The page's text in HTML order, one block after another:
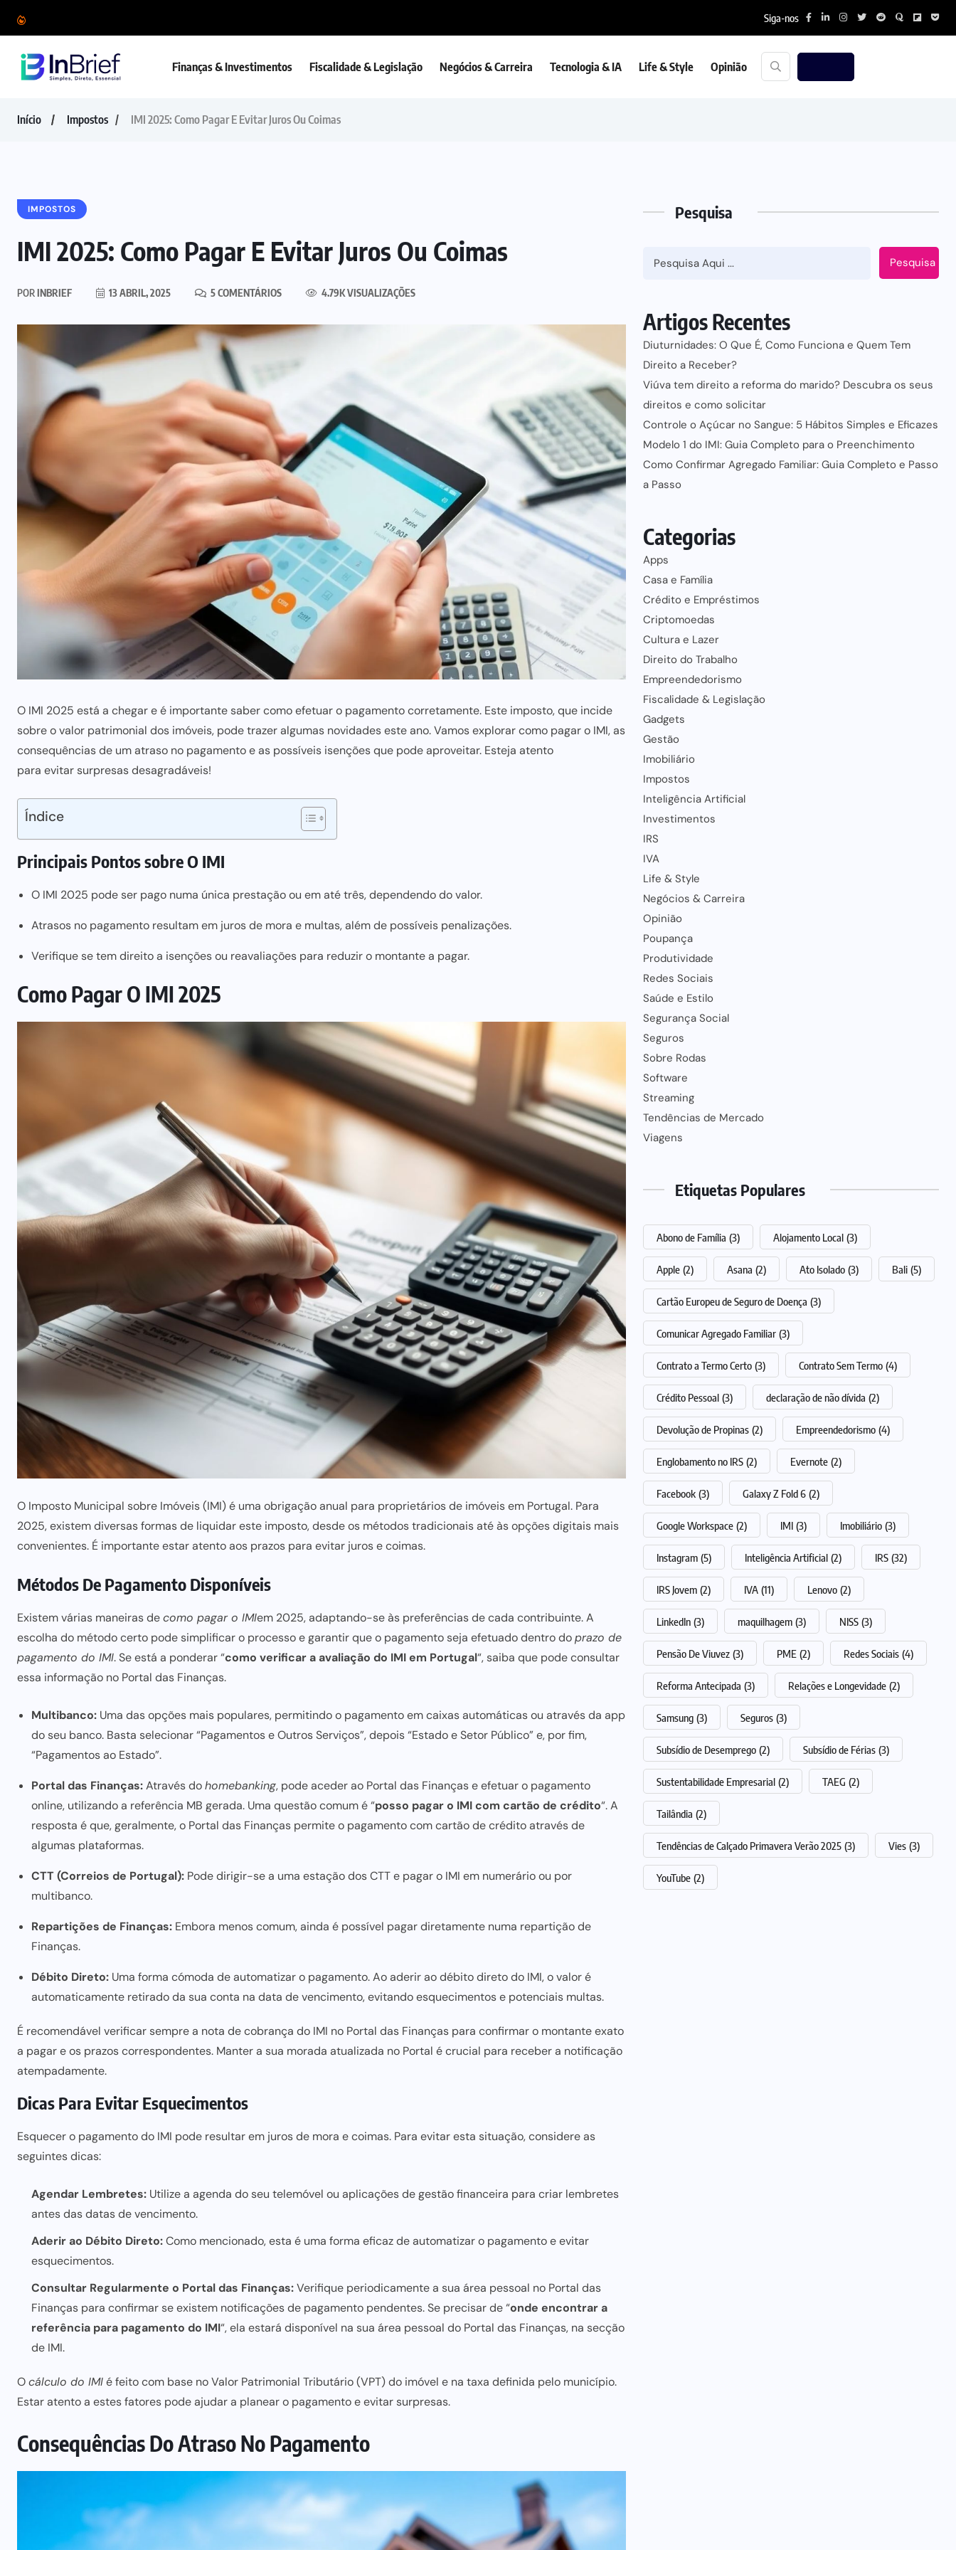
Siga-nos
Finanças & Investimentos Fiscalidade & Legislação Negócios & Carreira Tecnologia & IA Life & Style Opinião
Início Impostos IMI 2025: Como Pagar E Evitar Juros Ou Coimas
IMPOSTOS
IMI 2025: Como Pagar E Evitar Juros Ou Coimas
PORINBRIEF 13 ABRIL, 2025 5 COMENTÁRIOS 4.79K VISUALIZAÇÕES
O IMI 2025 está a chegar e é importante saber como efetuar o pagamento corretamente. Este imposto, que incide
sobre o valor patrimonial dos imóveis, pode trazer algumas novidades este ano. Vamos explorar como pagar o IMI, as
consequências de um atraso no pagamento e as possíveis isenções que pode aproveitar. Esteja atento
para evitar surpresasdesagradáveis!
Índice
Principais Pontos sobre O IMI
O IMI 2025 pode ser pago numa única prestação ou em até três, dependendo do valor.
Atrasos no pagamento resultam em juros de mora e multas, além de possíveis penalizações.
Verifique se tem direito a isenções ou reavaliações para reduzir o montante a pagar.
Como Pagar O IMI 2025
O Imposto Municipal sobre Imóveis(IMI) é uma obrigação anual para proprietários de imóveis em Portugal. Para
2025, existem diversas formas de liquidar este imposto, desde os métodos tradicionais até às opções digitais mais
convenientes. É importante estaratento aos prazos para evitar juros e coimas.
Métodos De Pagamento Disponíveis
Existem várias maneiras decomo pagar o IMIem 2025, adaptando-se às preferências de cada contribuinte. A
escolha do métodocerto podesimplificar o processo e garantir que o pagamento seja efetuado dentro doprazo de
pagamento do IMI. Se está a ponderar “como verificar a avaliação do IMI em Portugal“, saiba que pode consultar
essa informação no Portal das Finanças.
Multibanco: Uma das opções mais populares, permitindo o pagamento em caixas automáticas ou através da app
do seu banco. Basta selecionar “Pagamentos e Outros Serviços”, depois “Estado e Setor Público” e, por fim,
“Pagamentos ao Estado”.
Portal das Finanças:Através dohomebanking, pode aceder ao Portal das Finanças e efetuar o pagamento
online, utilizando a referência MB gerada. Uma questão comum é “posso pagar o IMI com cartão de crédito“. A
resposta é que, geralmente, o Portal das Finanças permite o pagamento com cartão de crédito através de
algumas plataformas.
CTT (Correios de Portugal): Pode dirigir-se a uma estação dos CTT e pagar o IMI em numerário ou por
multibanco.
Repartições de Finanças: Embora menos comum, ainda é possível pagar diretamente numa repartição de
Finanças.
Débito Direto: Uma forma cómoda de automatizar o pagamento. Ao aderir aodébito direto do IMI, o valor é
automaticamente retirado da sua conta na data de vencimento, evitando esquecimentos e potenciais multas.
É recomendável verificar sempre a nota de cobrança do IMI no Portal das Finanças para confirmar o montante exato
a pagar e os prazos correspondentes. Manter a sua morada atualizada no Portal é crucial para receber a notificação
atempadamente.
Dicas Para Evitar Esquecimentos
Esquecer o pagamento do IMI pode resultar em juros de mora e coimas. Para evitar esta situação, considere as
seguintes dicas:
Agendar Lembretes: Utilize a agenda do seu telemóvel ou aplicações de gestão financeira para criar lembretes
antes das datas de vencimento.
Aderir ao Débito Direto:Como mencionado, esta é uma forma eficaz de automatizar o pagamento e evitar
esquecimentos.
Consultar Regularmente o Portal das Finanças:Verifique periodicamente a sua área pessoal no Portal das
Finanças para confirmar se existem notificações de pagamento pendentes. Se precisar de “onde encontrar a
referência para pagamento do IMI“, ela estará disponível na sua área pessoal do Portal das Finanças, na secção
de IMI.
Ocálculo do IMIé feito com base no Valor Patrimonial Tributário (VPT) do imóvel e na taxa definida pelo município.
Estar atento a estes fatores pode ajudar a planear o pagamento e evitar surpresas.
Consequências Do Atraso No Pagamento
Pesquisa
Pesquisa
Artigos Recentes
Diuturnidades: O Que É, Como Funciona e Quem Tem
Direito a Receber?
Viúva tem direito a reforma do marido? Descubra os seus
direitos e como solicitar
Controle o Açúcar no Sangue: 5 Hábitos Simples e Eficazes
Modelo 1 do IMI: Guia Completo para o Preenchimento
Como Confirmar Agregado Familiar: Guia Completo e Passo
a Passo
Categorias
Apps
Casa e Família
Crédito e Empréstimos
Criptomoedas
Cultura e Lazer
Direito do Trabalho
Empreendedorismo
Fiscalidade & Legislação
Gadgets
Gestão
Imobiliário
Impostos
Inteligência Artificial
Investimentos
IRS
IVA
Life & Style
Negócios & Carreira
Opinião
Poupança
Produtividade
Redes Sociais
Saúde e Estilo
Segurança Social
Seguros
Sobre Rodas
Software
Streaming
Tendências de Mercado
Viagens
Etiquetas Populares
Abono de Família (3) Alojamento Local (3)
Apple (2) Asana (2) Ato Isolado (3) Bali (5)
Cartão Europeu de Seguro de Doença (3)
Comunicar Agregado Familiar (3)
Contrato a Termo Certo (3) Contrato Sem Termo (4)
Crédito Pessoal (3) declaração de não dívida (2)
Devolução de Propinas (2) Empreendedorismo (4)
Englobamento no IRS (2) Evernote (2)
Facebook (3) Galaxy Z Fold 6 (2)
Google Workspace (2) IMI (3) Imobiliário (3)
Instagram (5) Inteligência Artificial (2) IRS (32)
IRS Jovem (2) IVA (11) Lenovo (2)
LinkedIn (3) maquilhagem (3) NISS (3)
Pensão De Viuvez (3) PME (2) Redes Sociais (4)
Reforma Antecipada (3) Relações e Longevidade (2)
Samsung (3) Seguros (3)
Subsídio de Desemprego (2) Subsídio de Férias (3)
Sustentabilidade Empresarial (2) TAEG (2)
Tailândia (2)
Tendências de Calçado Primavera Verão 2025 (3) Vies (3)
YouTube (2)